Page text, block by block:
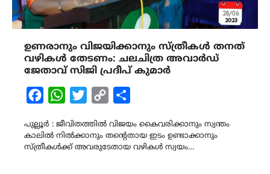
ഉണരാനും വിജയിക്കാനും സ്ത്രീകൾ തനത്
വഴികൾ തേടണം: ചലചിത്ര അവാർഡ്‌
ജേതാവ് സിജി പ്രദീപ് കുമാർ
FacebookWhatsAppTwitterCopy
പുല്ലൂർ : ജീവിതത്തിൽ വിജയം കൈവരിക്കാനും സ്വന്തം
കാലിൽ നിൽക്കാനും തന്‍റെതായ ഇടം ഉണ്ടാക്കാനും
സ്ത്രീകൾക്ക് അവരുടേതായ വഴികൾ സ്വയം…